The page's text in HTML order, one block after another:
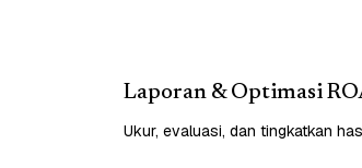
Laporan & Optimasi
Ukur, evaluasi, dan tingkatkan